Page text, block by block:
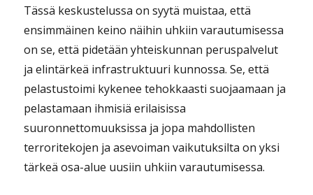
Tässä keskustelussa on syytä muistaa, että
ensimmäinen keino näihin uhkiin varautumisessa
on se, että pidetään yhteiskunnan peruspalvelut
ja elintärkeä infrastruktuuri kunnossa. Se, että
pelastustoimi kykenee tehokkaasti suojaamaan ja
pelastamaan ihmisiä erilaisissa
suuronnettomuuksissa ja jopa mahdollisten
terroritekojen ja asevoiman vaikutuksilta on yksi
tärkeä osa-alue uusiin uhkiin varautumisessa.